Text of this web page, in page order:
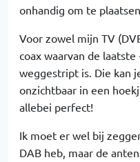
onhandig om te
Voor zowel mijn TV
coax waarvan de
weggestript is. Die kan
onzichtbaar in een
allebei perfect!
Ik moet er wel bij
DAB heb, maar de